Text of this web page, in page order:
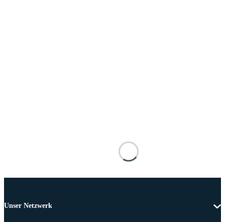
Unser Netzwerk